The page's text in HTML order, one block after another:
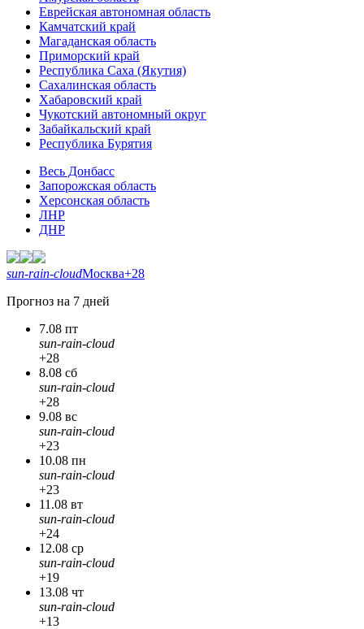
Еврейская автономная область
Камчатский край
Магаданская область
Приморский край
Республика Саха (Якутия)
Сахалинская область
Хабаровский край
Чукотский автономный округ
Забайкальский край
Республика Бурятия
Весь Донбасс
Запорожская область
Херсонская область
ЛНР
ДНР
sun-rain-cloudМосква+28
Прогноз на 7 дней
7.08 пт
sun-rain-cloud
+28
8.08 сб
sun-rain-cloud
+28
9.08 вс
sun-rain-cloud
+23
10.08 пн
sun-rain-cloud
+23
11.08 вт
sun-rain-cloud
+24
12.08 ср
sun-rain-cloud
+19
13.08 чт
sun-rain-cloud
+13